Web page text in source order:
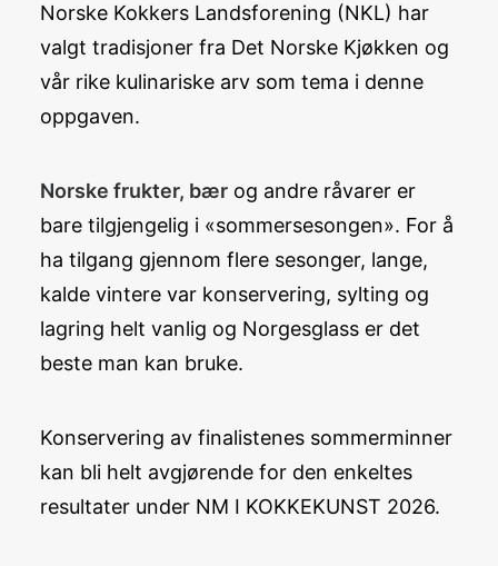
Norske Kokkers Landsforening (NKL) har
valgt tradisjoner fra Det Norske Kjøkken og
vår rike kulinariske arv som tema i denne
oppgaven.
Norske frukter, bær og andre råvarer er
bare tilgjengelig i «sommersesongen». For å
ha tilgang gjennom flere sesonger, lange,
kalde vintere var konservering, sylting og
lagring helt vanlig og Norgesglass er det
beste man kan bruke.
Konservering av finalistenes sommerminner
kan bli helt avgjørende for den enkeltes
resultater under NM I KOKKEKUNST 2026.